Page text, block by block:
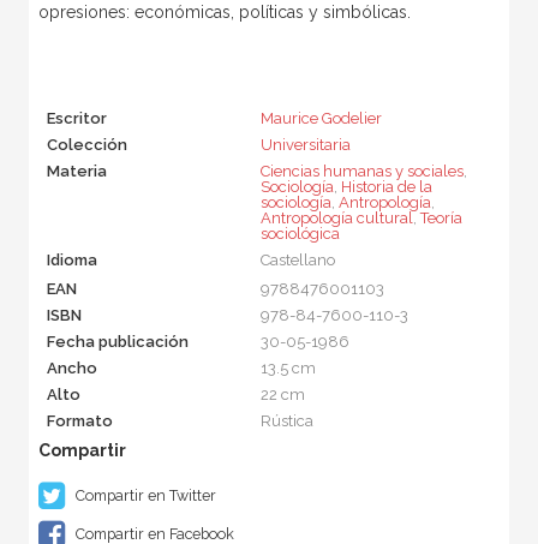
opresiones: económicas, políticas y simbólicas.
Escritor
Maurice Godelier
Colección
Universitaria
Materia
Ciencias humanas y sociales,
Sociología Historia de la
sociología Antropología
Antropología cultural
,Teoría
sociológica
Idioma
Castellano
EAN
9788476001103
ISBN
978-84-7600-110-3
Fecha publicación
30-05-1986
Ancho
13.5 cm
Alto
22 cm
Formato
Rústica
Compartir en Twitter
Compartir en Facebook